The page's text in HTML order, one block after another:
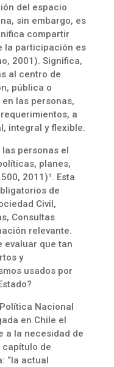
del espacio
sin embargo, es
compartir
la participación es
2001). Significa,
al centro de
pública o
las personas,
a
integral y flexible.
las personas el
planes,
2011)¹. Esta
de
Civil,
Consultas
relevante.
evaluar que tan
y
usados por
Nacional
en Chile el
a la necesidad de
de
“la actual